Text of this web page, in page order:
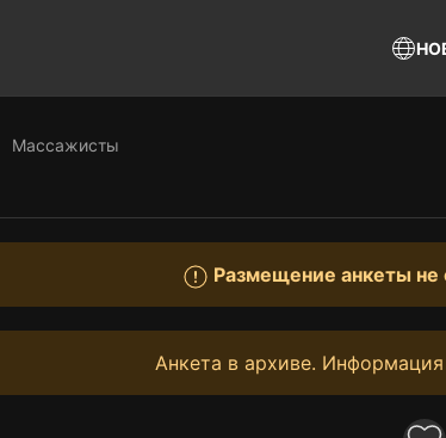
Массажисты
Размещение анкеты не
Анкета в архиве.